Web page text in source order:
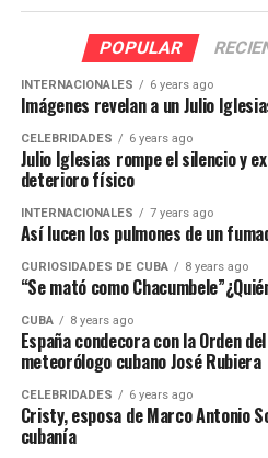
POPULAR
INTERNACIONALES 6 years ago
Imágenes revelan a un Julio
CELEBRIDADES 6 years ago
Julio Iglesias rompe el silencio y
deterioro físico
INTERNACIONALES 7 years ago
Así lucen los pulmones de un
CURIOSIDADES DE CUBA 8 years ago
“Se mató como
CUBA 8 years ago
España condecora con la Orden
meteorólogo cubano José Rubiera
CELEBRIDADES 6 years ago
Cristy, esposa de Marco Antonio
cubanía